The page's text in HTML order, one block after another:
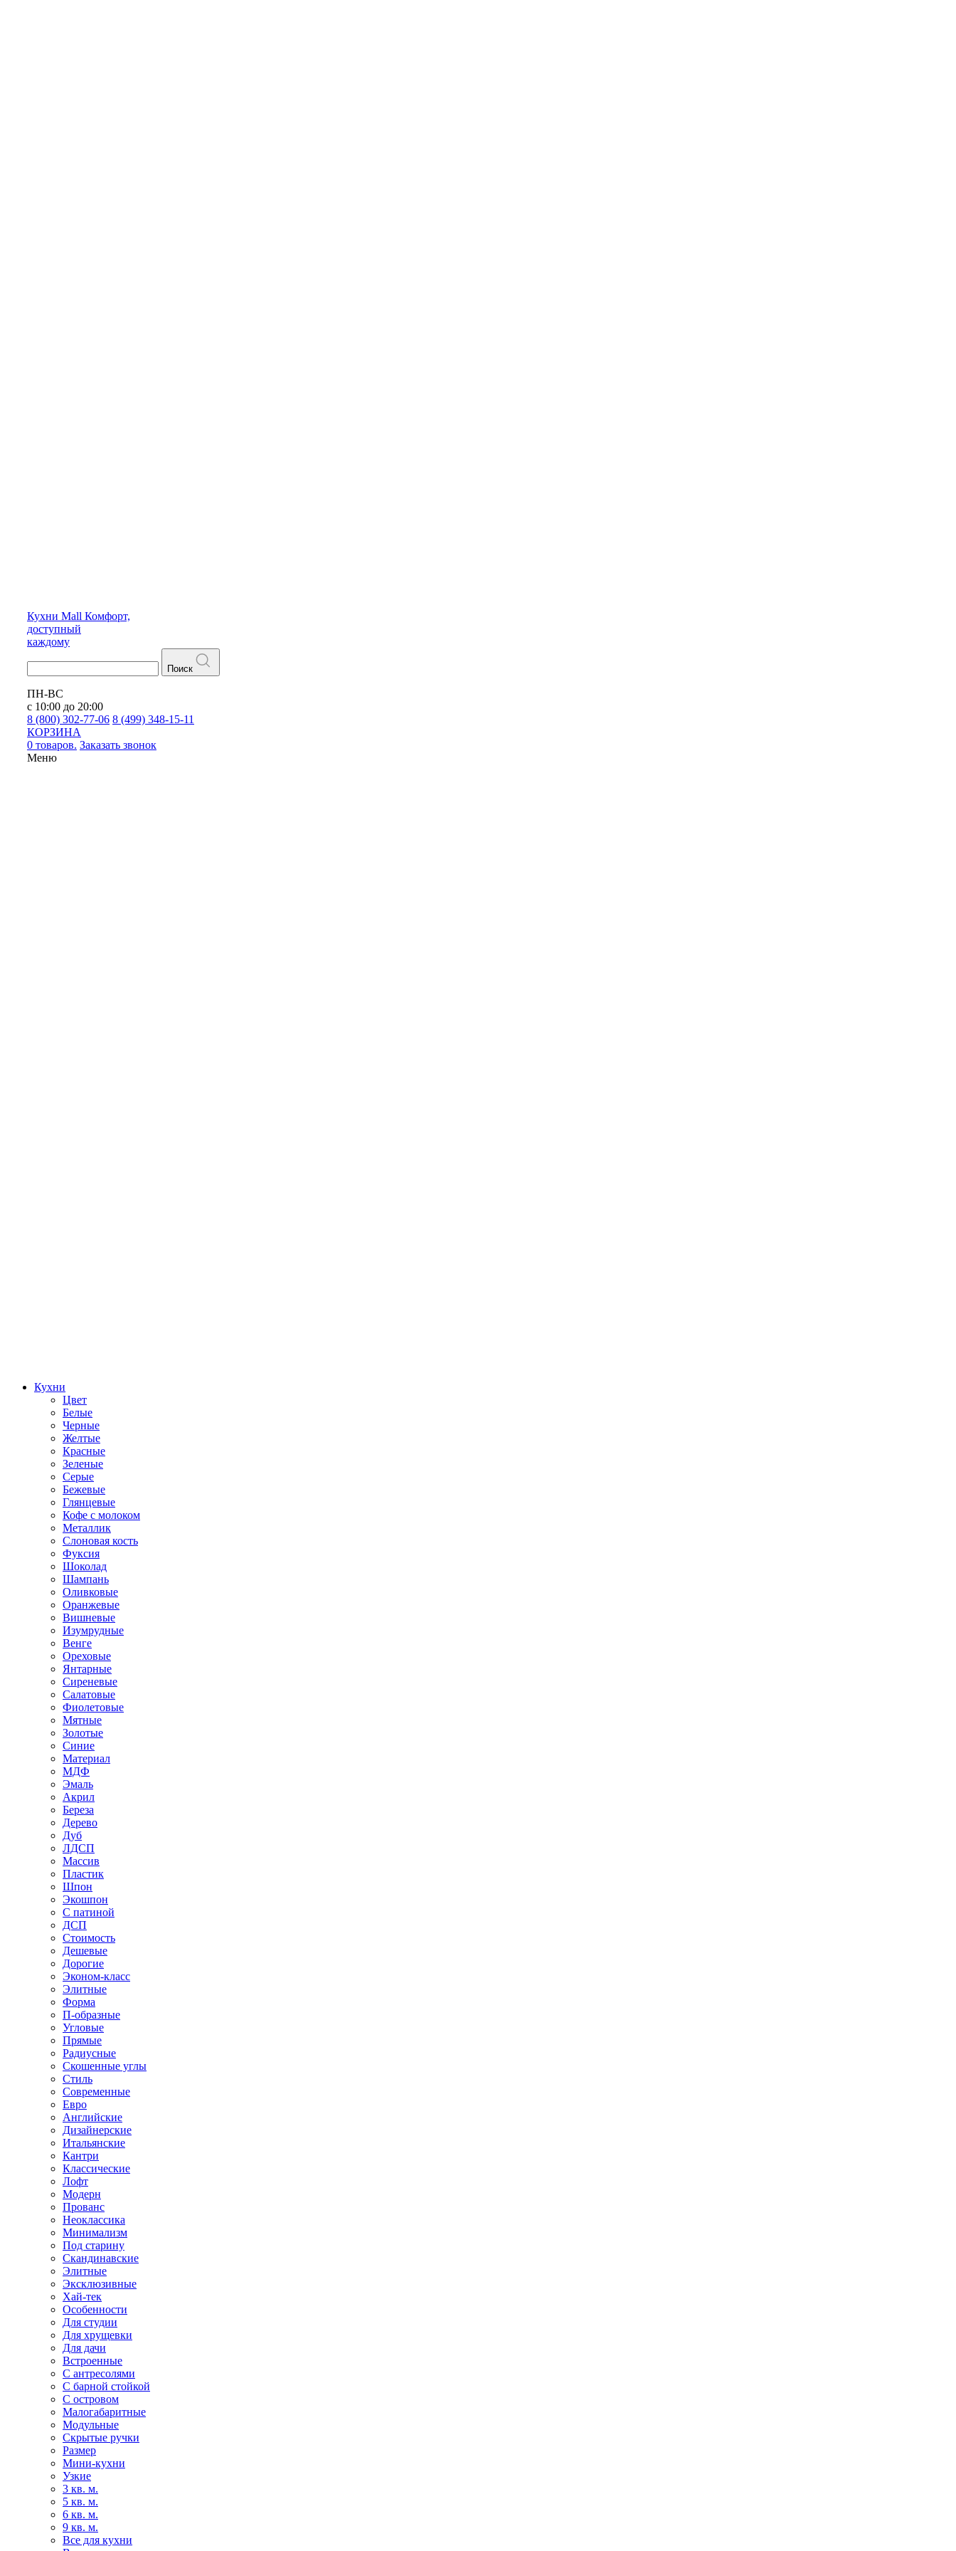
Кухни Mall Комфорт,
доступный
каждому
Поиск
ПН-ВС
с 10:00 до 20:00
8 (800) 302-77-06 8 (499) 348-15-11
КОРЗИНА
0 товаров. Заказать звонок
Меню
Кухни
Цвет
Белые
Черные
Желтые
Красные
Зеленые
Серые
Бежевые
Глянцевые
Кофе с молоком
Металлик
Слоновая кость
Фуксия
Шоколад
Шампань
Оливковые
Оранжевые
Вишневые
Изумрудные
Венге
Ореховые
Янтарные
Сиреневые
Салатовые
Фиолетовые
Мятные
Золотые
Синие
Материал
МДФ
Эмаль
Акрил
Береза
Дерево
Дуб
ЛДСП
Массив
Пластик
Шпон
Экошпон
С патиной
ДСП
Стоимость
Дешевые
Дорогие
Эконом-класс
Элитные
Форма
П-образные
Угловые
Прямые
Радиусные
Скошенные углы
Стиль
Современные
Евро
Английские
Дизайнерские
Итальянские
Кантри
Классические
Лофт
Модерн
Прованс
Неоклассика
Минимализм
Под старину
Скандинавские
Элитные
Эксклюзивные
Хай-тек
Особенности
Для студии
Для хрущевки
Для дачи
Встроенные
С антресолями
С барной стойкой
С островом
Малогабаритные
Модульные
Скрытые ручки
Размер
Мини-кухни
Узкие
3 кв. м.
5 кв. м.
6 кв. м.
9 кв. м.
Все для кухни